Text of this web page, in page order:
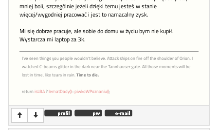
mniej boli, szczególnie jeżeli dzięki temu jesteś w stanie
więcej/wygodniej pracować i jest to namacalny zysk.
Mi się dobrze pracuje, ale sobie do domu w życiu bym nie kupił.
Wystarcza mi laptop za 3k.
I've seen things you people wouldn't believe. Attack ships on fire off the shoulder of Orion. I
watched C-beams glitter in the dark near the Tannhauser gate. All those moments will be
lost in time, like tears in rain. Time to die.
returnisLBA?lematDady():piwkoWPoznaniu();